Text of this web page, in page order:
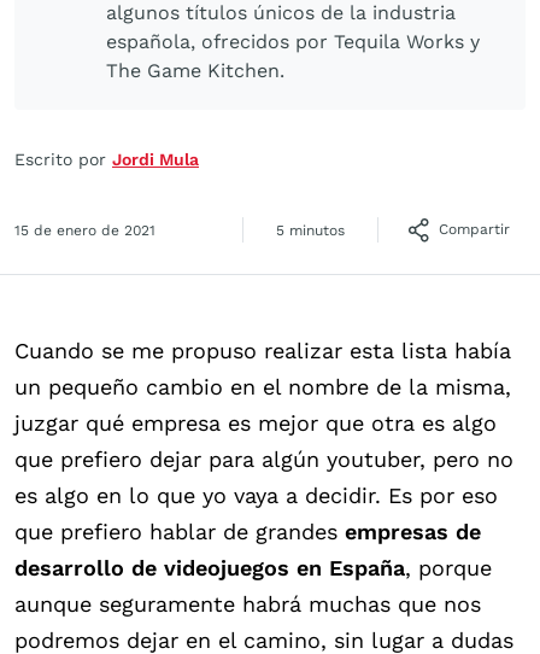
algunos títulos únicos de la industria
española, ofrecidos por Tequila Works y
The Game Kitchen.
Escrito por Jordi Mula
15 de enero de 2021 5 minutos Compartir
Cuando se me propuso realizar esta lista había
un pequeño cambio en el nombre de la misma,
juzgar qué empresa es mejor que otra es algo
que prefiero dejar para algún youtuber, pero no
es algo en lo que yo vaya a decidir. Es por eso
que prefiero hablar de grandes empresas de
desarrollo de videojuegos en España, porque
aunque seguramente habrá muchas que nos
podremos dejar en el camino, sin lugar a dudas